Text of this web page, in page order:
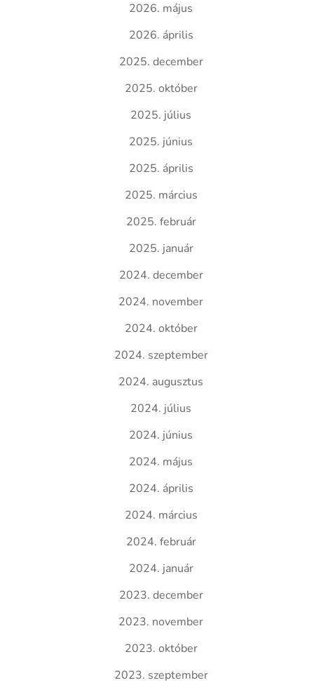
2026. május
2026. április
2025. december
2025. október
2025. július
2025. június
2025. április
2025. március
2025. február
2025. január
2024. december
2024. november
2024. október
2024. szeptember
2024. augusztus
2024. július
2024. június
2024. május
2024. április
2024. március
2024. február
2024. január
2023. december
2023. november
2023. október
2023. szeptember